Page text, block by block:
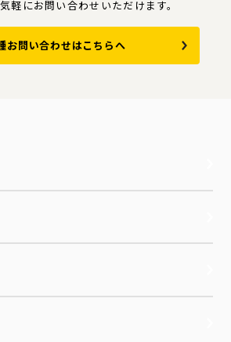
軽にお問い合わせいただけます。
お問い合わせはこちらへ